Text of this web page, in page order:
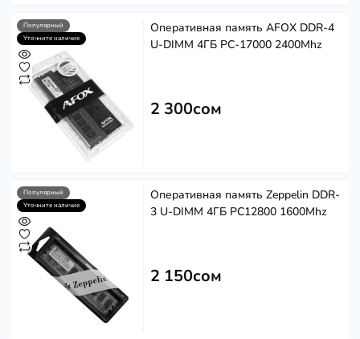
Популярный
Уточните наличие
Оперативная память AFOX DDR-4
U-DIMM 4ГБ PC-17000 2400Mhz
2 300сом
Популярный
Уточните наличие
Оперативная память Zeppelin DDR-
3 U-DIMM 4ГБ PC12800 1600Mhz
2 150сом